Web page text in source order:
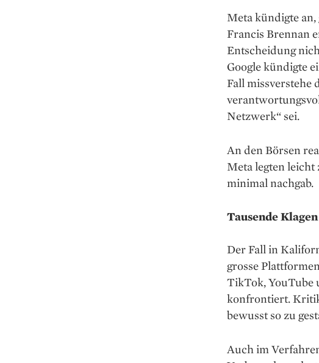
Meta kündigte
Francis Brennan
Entscheidung
Google kündigte
Fall missverstehe
Netzwerk“ sei.
An den Börsen
Meta legten
minimal nachgab.
Tausende
Der Fall in
grosse
TikTok, YouTube
konfrontiert.
bewusst so zu
Auch im